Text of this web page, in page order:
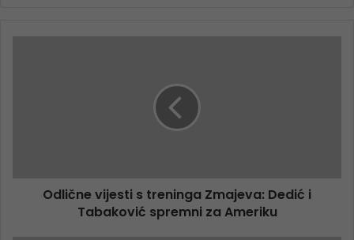
Odlične vijesti s treninga Zmajeva: Dedić i
Tabaković spremni za Ameriku